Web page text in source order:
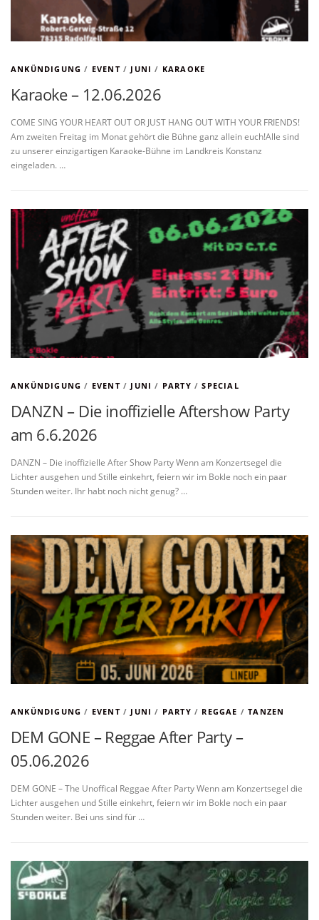
ANKÜNDIGUNG / EVENT/ JUNI / KARAOKE
Karaoke – 12.06.2026
COME SING YOUR HEART OUT OR JUST HANG OUT WITH YOUR FRIENDS!
Am zweiten Freitag im Monat gehört die Bühne ganz allein euch!Alle sind
zu unserer einzigartigen Karaoke-Bühne im Landkreis Konstanz
eingeladen. …
ANKÜNDIGUNG / EVENT/ JUNI / PARTY /SPECIAL
DANZN – Die inoffizielle Aftershow Party
am 6.6.2026
DANZN – Die inoffizielle After Show Party Wenn am Konzertsegel die
Lichter ausgehen und Stille einkehrt, feiern wir im Bokle noch ein paar
Stunden weiter. Ihr habt noch nicht genug? …
ANKÜNDIGUNG / EVENT/ JUNI / PARTY / REGGAE /TANZEN
DEM GONE – Reggae After Party –
05.06.2026
DEM GONE – The Unoffical Reggae After Party Wenn am Konzertsegel die
Lichter ausgehen und Stille einkehrt, feiern wir im Bokle noch ein paar
Stunden weiter. Bei uns sind für …